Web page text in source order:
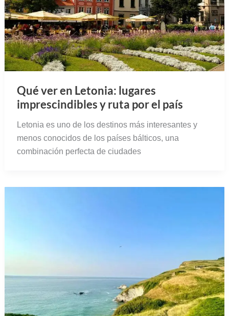
Qué ver en Letonia: lugares
imprescindibles y ruta por el país
Letonia es uno de los destinos más interesantes y
menos conocidos de los países bálticos, una
combinación perfecta de ciudades